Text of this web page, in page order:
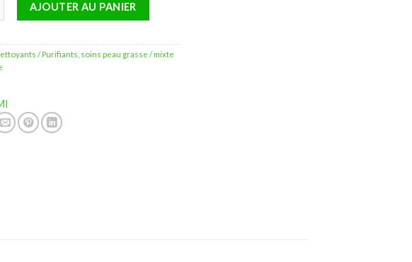
AJOUTER AU PANIER
/ Purifiants soins peau grasse / mixte